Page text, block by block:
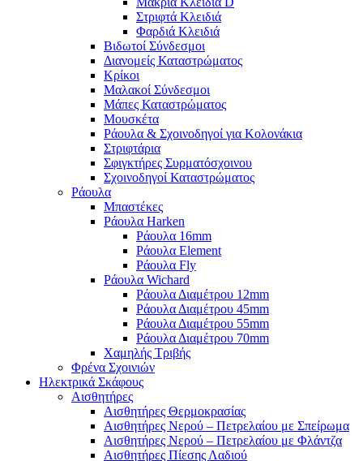
Στριφτά Κλειδιά
Φαρδιά Κλειδιά
Βιδωτοί Σύνδεσμοι
Διανομείς Καταστρώματος
Κρίκοι
Μαλακοί Σύνδεσμοι
Μάπες Καταστρώματος
Μουσκέτα
Ράουλα & Σχοινοδηγοί για Κολονάκια
Στριφτάρια
Σφιγκτήρες Συρματόσχοινου
Σχοινοδηγοί Καταστρώματος
Ράουλα
Μπαστέκες
Ράουλα Harken
Ράουλα 16mm
Ράουλα Element
Ράουλα Fly
Ράουλα Wichard
Ράουλα Διαμέτρου 12mm
Ράουλα Διαμέτρου 45mm
Ράουλα Διαμέτρου 55mm
Ράουλα Διαμέτρου 70mm
Χαμηλής Τριβής
Φρένα Σχοινιών
Ηλεκτρικά Σκάφους
Αισθητήρες
Αισθητήρες Θερμοκρασίας
Αισθητήρες Νερού – Πετρελαίου με Σπείρωμα
Αισθητήρες Νερού – Πετρελαίου με Φλάντζα
Αισθητήρες Πίεσης Λαδιού